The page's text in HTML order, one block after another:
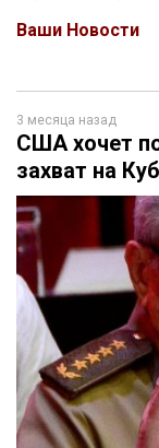
Ваши Новости
3 месяца назад
США хочет
захват на